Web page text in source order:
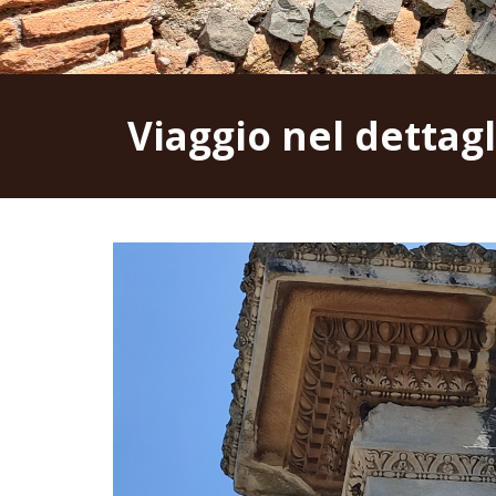
Viaggio nel